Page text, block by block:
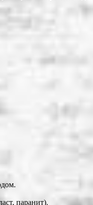
паранит).